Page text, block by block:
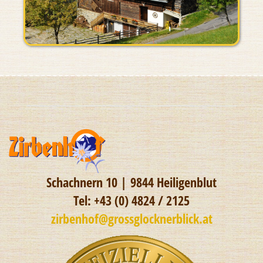
Schachnern 10 | 9844 Heiligenblut
Tel: +43 (0) 4824 / 2125
zirbenhof@grossglocknerblick.at